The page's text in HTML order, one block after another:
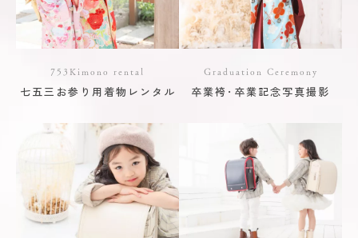
753Kimono rental
七五三お参り用着物レンタル
Graduation Ceremony
卒業袴･卒業記念写真撮影